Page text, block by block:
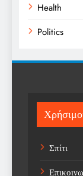
Health
Politics
Sports
Technology
Trending
Σπίτι